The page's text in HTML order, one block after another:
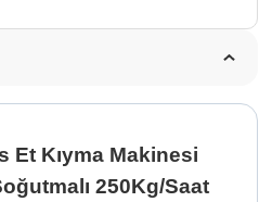
Et Kıyma Makinesi
250Kg/Saat